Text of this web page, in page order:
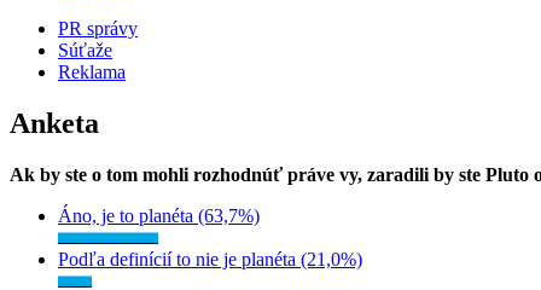
PR správy
Súťaže
Reklama
Anketa
Ak by ste o tom mohli rozhodnúť práve vy, zaradili by ste Pluto
Áno, je to planéta (63,7%)
Podľa definícií to nie je planéta (21,0%)